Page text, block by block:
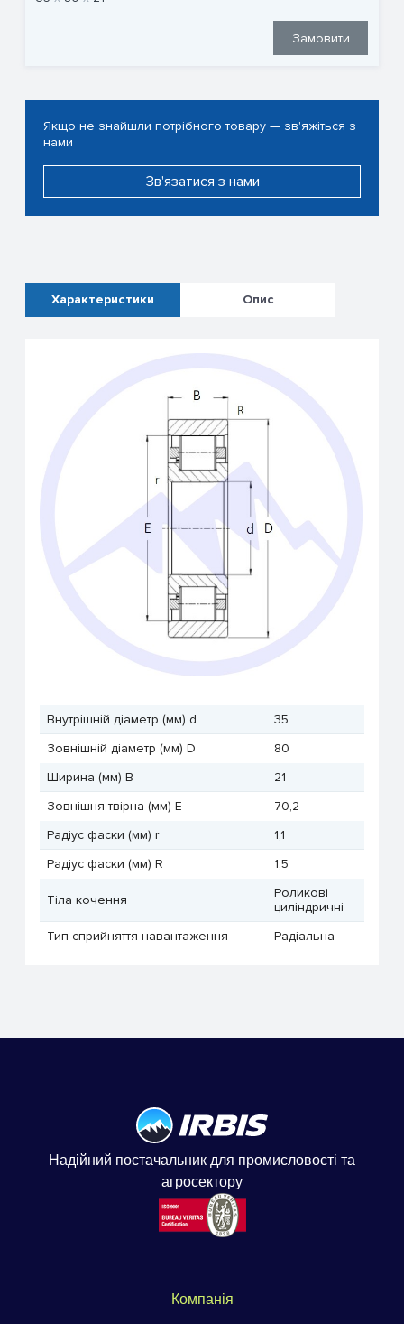
Замовити
Якщо не знайшли потрібного товару — зв'яжіться з
нами
Зв'язатися з нами
Характеристики Опис
Внутрішній діаметр (мм) d
35
Зовнішній діаметр (мм) D
80
Ширина (мм) B
21
Зовнішня твірна (мм) E
70,2
Радіус фаски (мм) r
1,1
Радіус фаски (мм) R
1,5
Тіла кочення
Роликові
циліндричні
Тип сприйняття навантаження
Радіальна
Надійний постачальник для промисловості та
агросектору
Компанія